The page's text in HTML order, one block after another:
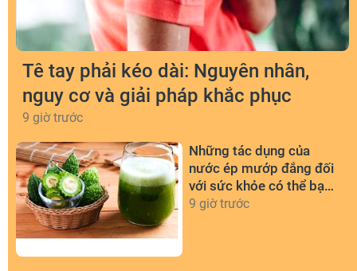
Tê tay phải kéo dài: Nguyên nhân,
nguy cơ và giải pháp khắc phục
9 giờ trước
Những tác dụng của
nước ép mướp đắng đối
với sức khỏe có thể bạn
chưa biết
9 giờ trước